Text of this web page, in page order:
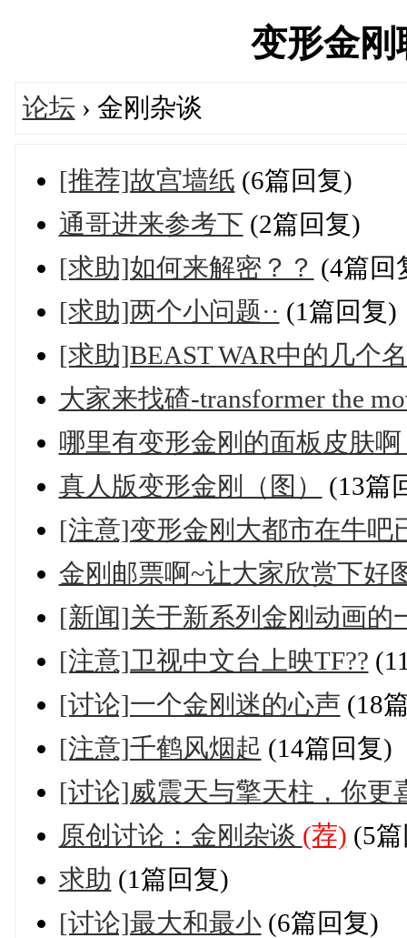
变形金
论坛 › 金刚杂谈
[推荐]故宫墙纸 (6篇回复)
通哥进来参考下 (2篇回复)
[求助]如何来解密？？ (4篇回
[求助]两个小问题·· (1篇回复)
[求助]BEAST WAR中的几个
大家来找碴-transformer the
哪里有变形金刚的面板皮肤啊
真人版变形金刚（图）
(13篇
[注意]变形金刚大都市在牛吧
金刚邮票啊~让大家欣赏下好
[新闻]关于新系列金刚动画的
[注意]卫视中文台上映TF??
[讨论]一个金刚迷的心声 (18
[注意]千鹤风烟起 (14篇回复)
[讨论]威震天与擎天柱，你更
原创讨论：金刚杂谈 (荐) (5
求助 (1篇回复)
[讨论]最大和最小(6篇回复)